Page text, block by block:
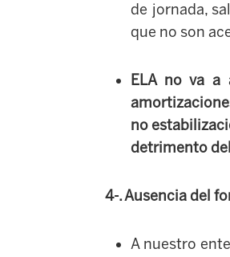
de jornada,
que no son
ELA no va a
no
detrimento
4-. Ausencia del
A nuestro